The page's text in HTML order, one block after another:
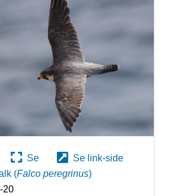
Se
Se link-side
(Falco peregrinus)
20